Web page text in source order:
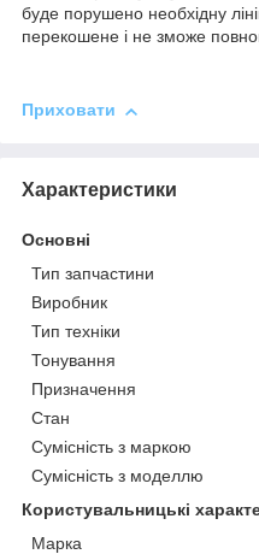
буде порушено необхідну
перекошене і не зможе
Приховати
Характеристики
Основні
Тип запчастини
Виробник
Тип техніки
Тонування
Призначення
Стан
Сумісність з маркою
Сумісність з моделлю
Користувальницькі
Марка